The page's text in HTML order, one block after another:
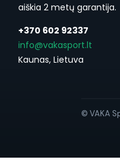
aiškia 2 metų garantija.
+370 602 92337
info@vakasport.lt
Kaunas, Lietuva
© VAKA